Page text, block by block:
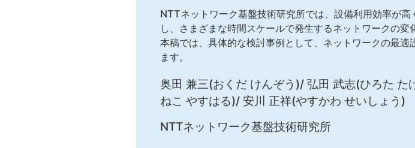
NTTネットワーク基盤技術研究所では、設備利用効率が
し、さまざまな時間スケールで発生するネットワークの変
本稿では、具体的な検討事例として、ネットワークの最
ます。
奥田 兼三(おくだ けんぞう)/ 弘田 武志(ひろた
ねこ やすはる)/ 安川 正祥(やすかわ せいしょう)
NTTネットワーク基盤技術研究所